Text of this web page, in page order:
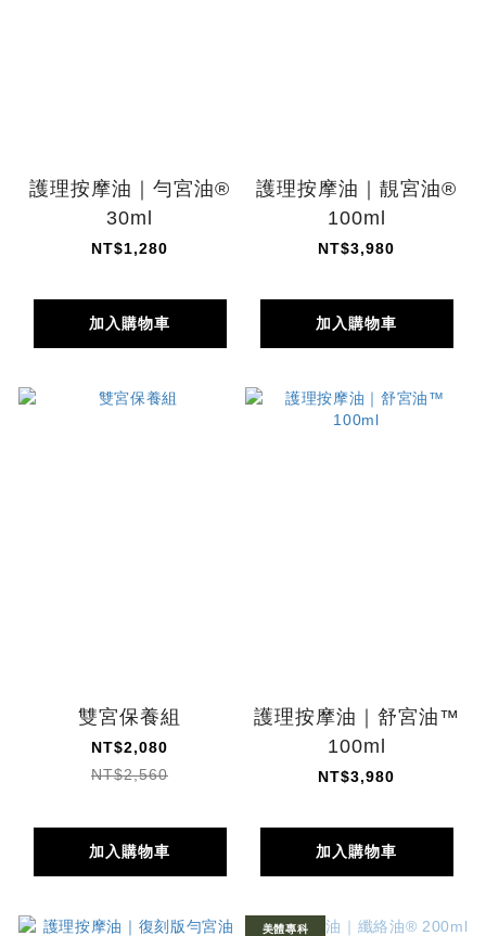
護理按摩油｜勻宮油®
30ml
NT$1,280
加入購物車
護理按摩油｜靚宮油®
100ml
NT$3,980
加入購物車
雙宮保養組
NT$2,080
NT$2,560
加入購物車
護理按摩油｜舒宮油™
100ml
NT$3,980
加入購物車
美體專科